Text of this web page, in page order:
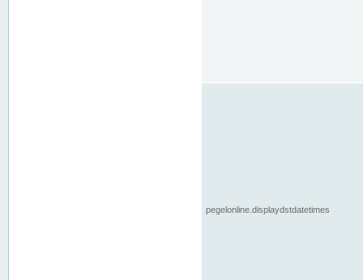
pegelonline.displaydstdatetimes